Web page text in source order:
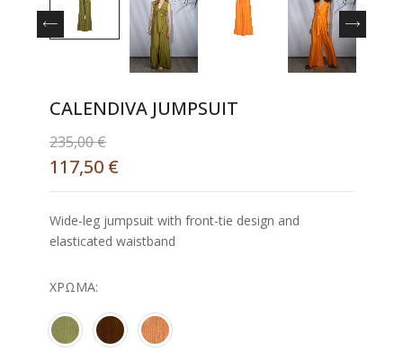
CALENDIVA JUMPSUIT
235,00€
117,50 €
Wide-leg jumpsuit with front-tie design and
elasticated waistband
ΧΡΏΜΑ